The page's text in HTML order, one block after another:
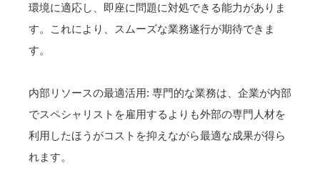
環境に適応し、即座に問題に対処できる能力がありま
す。これにより、スムーズな業務遂行が期待できま
す。
内部リソースの最適活用: 専門的な業務は、企業が内部
でスペシャリストを雇用するよりも外部の専門人材を
利用したほうがコストを抑えながら最適な成果が得ら
れます。